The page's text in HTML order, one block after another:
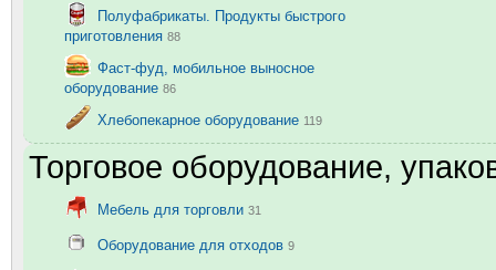
Полуфабрикаты. Продукты быстрого
приготовления 88
Фаст-фуд, мобильное выносное
оборудование 86
Хлебопекарное оборудование 119
Торговое оборудование,
Мебель для торговли 31
Оборудование для отходов 9